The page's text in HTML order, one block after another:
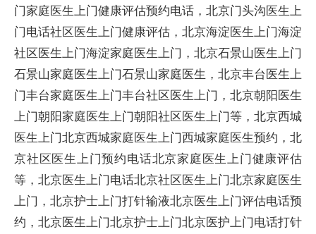
门家庭医生上门健康评估预约电话，北京门头沟医生上
门电话社区医生上门健康评估，北京海淀医生上门海淀
社区医生上门海淀家庭医生上门，北京石景山医生上门
石景山家庭医生上门石景山家庭医生，北京丰台医生上
门丰台家庭医生上门丰台社区医生上门，北京朝阳医生
上门朝阳家庭医生上门朝阳社区医生上门等，北京西城
医生上门北京西城家庭医生上门西城家庭医生预约，北
京社区医生上门预约电话北京家庭医生上门健康评估
等，北京医生上门电话北京社区医生上门北京家庭医生
上门，北京护士上门打针输液北京医生上门评估电话预
约，北京医生上门北京护士上门北京医护上门电话打针